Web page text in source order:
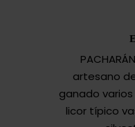
artesano
ganado
licor típico